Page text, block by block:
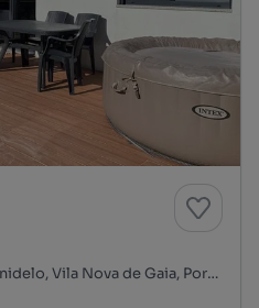
Paniceiro - Viso - Meiral, Canidelo, Vila Nova de Gaia, Porto